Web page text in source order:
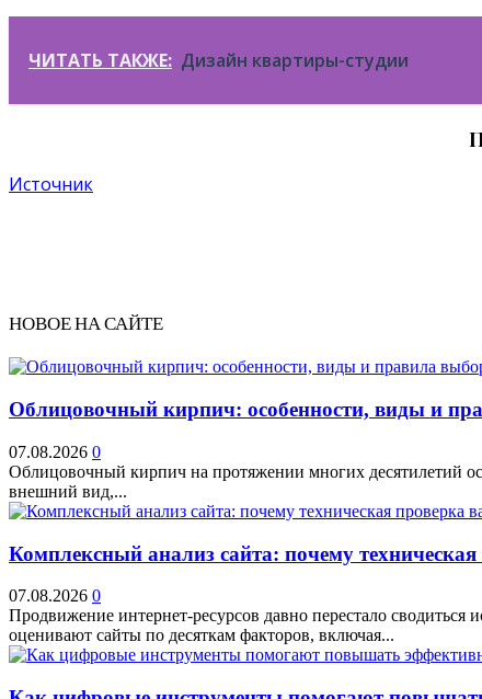
ЧИТАТЬ ТАКЖЕ: Дизайн квартиры-студии
Источник
НОВОЕ НА САЙТЕ
Облицовочный кирпич: особенности, виды и
07.08.2026 0
Облицовочный кирпич на протяжении многих десятилетий
внешний вид,...
Комплексный анализ сайта: почему
07.08.2026 0
Продвижение интернет-ресурсов давно перестало
оценивают сайты по десяткам факторов, включая...